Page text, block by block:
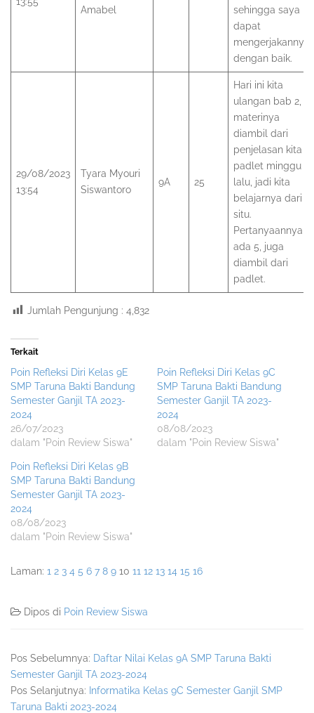
Amabel
sehingga saya
dapat
mengerjakannya
dengan baik.
29/08/2023
13:54
Tyara Myouri
Siswantoro
9A 25
Hari ini kita
ulangan bab 2,
materinya
diambil dari
penjelasan kita di
padlet minggu
lalu, jadi kita
belajarnya dari
situ.
Pertanyaannya
ada 5, juga
diambil dari
padlet.
Jumlah Pengunjung : 4,832
Terkait
Poin Refleksi Diri Kelas 9E
SMP Taruna Bakti Bandung
Semester Ganjil TA 2023-
2024
26/07/2023
dalam "Poin Review Siswa"
Poin Refleksi Diri Kelas 9C
SMP Taruna Bakti Bandung
Semester Ganjil TA 2023-
2024
08/08/2023
dalam "Poin Review Siswa"
Poin Refleksi Diri Kelas 9B
SMP Taruna Bakti Bandung
Semester Ganjil TA 2023-
2024
08/08/2023
dalam "Poin Review Siswa"
Laman: 1 2 3 4 5 6 7 8 9 10 11 12 13 14 15 16
Dipos di Poin Review Siswa
Pos Sebelumnya: Daftar Nilai Kelas 9A SMP Taruna Bakti
Semester Ganjil TA 2023-2024
Pos Selanjutnya: Informatika Kelas 9C Semester Ganjil SMP
Taruna Bakti 2023-2024